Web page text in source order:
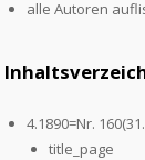
alle Autoren
4.1890=Nr.
title_page